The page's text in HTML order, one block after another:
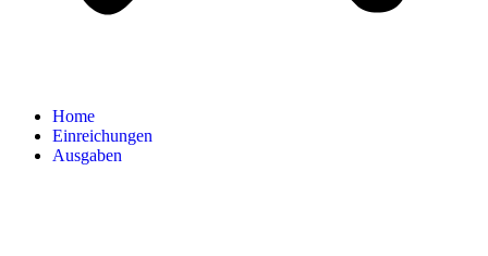
Home
Einreichungen
Ausgaben